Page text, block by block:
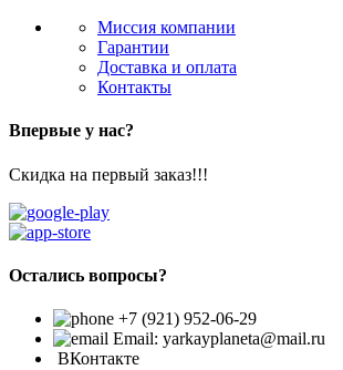
Миссия компании
Гарантии
Доставка и оплата
Контакты
Впервые у нас?
Скидка на первый заказ!!!
Остались вопросы?
+7 (921) 952-06-29
Email: yarkayplaneta@mail.ru
ВКонтакте